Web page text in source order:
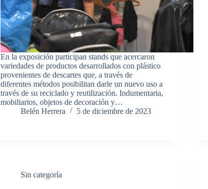
En la exposición participan stands que acercaron
variedades de productos desarrollados con plástico
provenientes de descartes que, a través de
diferentes métodos posibilitan darle un nuevo uso a
través de su reciclado y reutilización. Indumentaria,
mobiliarios, objetos de decoración y…
Belén Herrera
5 de diciembre de 2023
Sin categoría